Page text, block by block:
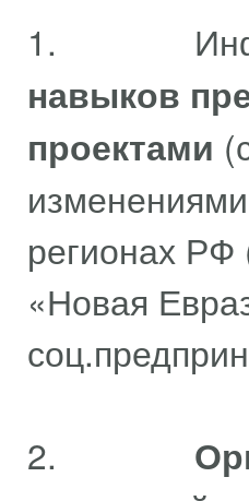
1.
навыков
проектами
регионах РФ
«Новая
2.